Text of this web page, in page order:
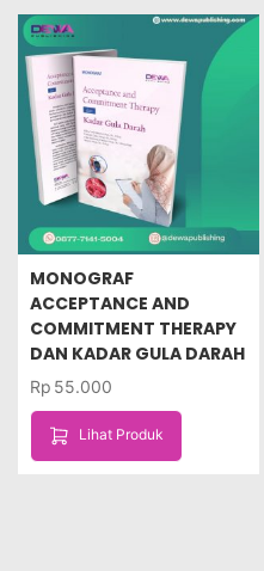
MONOGRAF
ACCEPTANCE AND
COMMITMENT THERAPY
DAN KADAR GULA DARAH
Rp 55.000
Lihat Produk